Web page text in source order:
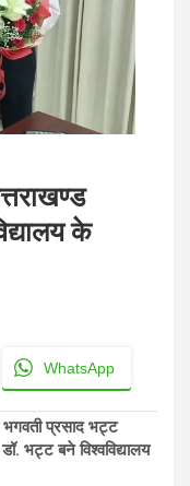
के
WhatsApp
प्रसाद भट्ट
भट्ट बने विश्वविद्यालय